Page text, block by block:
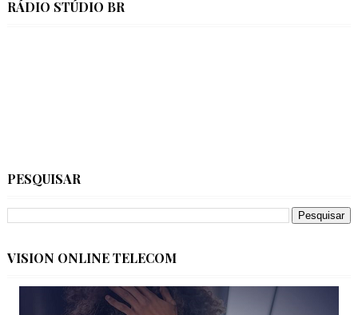
RÁDIO STÚDIO BR
PESQUISAR
VISION ONLINE TELECOM